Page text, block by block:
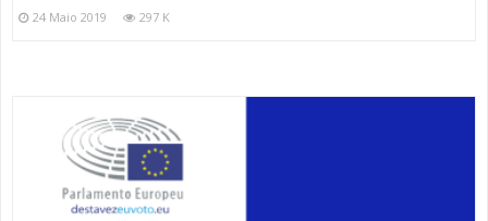
24 Maio 2019 297 K